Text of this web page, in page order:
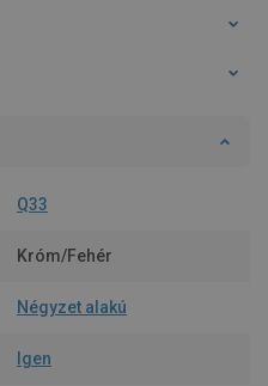
Q33
Króm/Fehér
Négyzet alakú
Igen